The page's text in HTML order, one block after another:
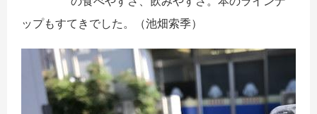
ップもすてきでした。
（池畑索季）